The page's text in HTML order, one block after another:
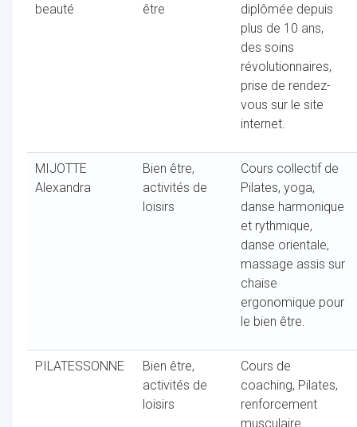
beauté
être
diplômée depuis
plus de 10 ans,
des soins
révolutionnaires,
prise de rendez-
vous sur le site
internet.
MIJOTTE
Alexandra
Bien être,
activités de
loisirs
Cours collectif de
Pilates, yoga,
danse harmonique
et rythmique,
danse orientale,
massage assis sur
chaise
ergonomique pour
le bien être.
PILATESSONNE
Bien être,
activités de
loisirs
Cours de
coaching, Pilates,
renforcement
musculaire